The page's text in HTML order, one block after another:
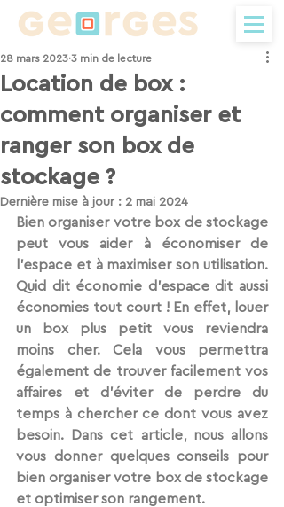
Location de box :
comment organiser et
ranger son box de
stockage ?
28 mars 2023 3 min de lecture
Dernière mise à jour : 2 mai 2024
Bien organiser votre box de stockage
peut vous aider à économiser de
l'espace et à maximiser son utilisation.
Quid dit économie d’espace dit aussi
économies tout court ! En effet, louer
un box plus petit vous reviendra
moins cher. Cela vous permettra
également de trouver facilement vos
affaires et d'éviter de perdre du
temps à chercher ce dont vous avez
besoin. Dans cet article, nous allons
vous donner quelques conseils pour
bien organiser votre box de stockage
et optimiser son rangement.